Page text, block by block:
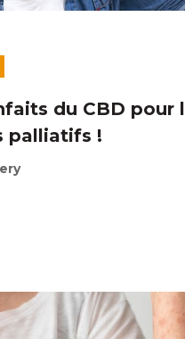
du CBD pour
palliatifs !